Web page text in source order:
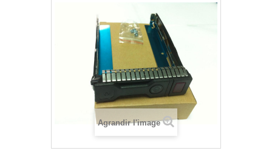
Agrandir l'image